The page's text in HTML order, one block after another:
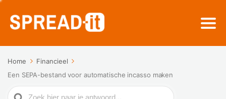
Home
Financieel
Een SEPA-bestand voor automatische incasso maken
Zoek